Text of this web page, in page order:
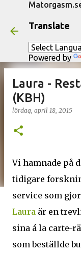
Translate
Powered by
Laura -
(KBH)
lördag, april 18, 2015
Vi hamnade på
tidigare
service som
Laura är en
sina á la carte-
som beställde